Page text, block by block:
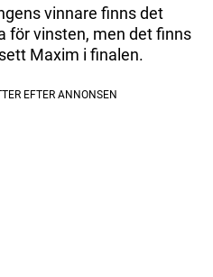
vinnare finns det
för vinsten, men det finns
Maxim i finalen.